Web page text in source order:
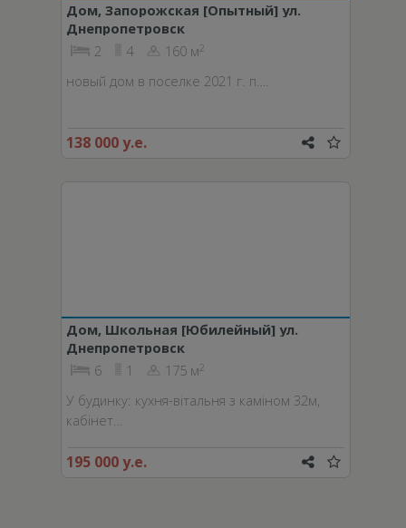
Дом, Запорожская [Опытный] ул.
Днепропетровск
2
4 160 м2
новый дом в поселке 2021 г. п….
138 000 у.е.
Дом, Школьная [Юбилейный] ул.
Днепропетровск
6
1 175 м2
У будинку: кухня-вітальня з каміном 32м,
кабінет…
195 000 у.е.